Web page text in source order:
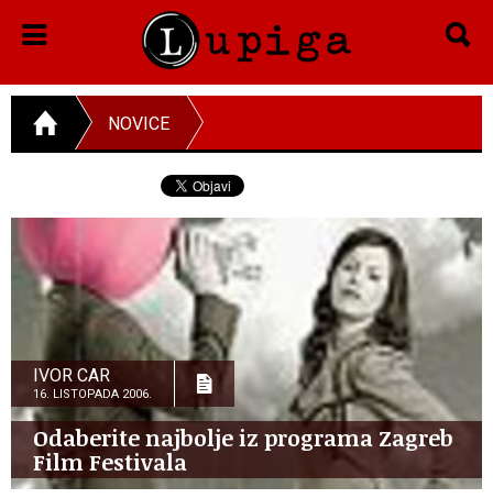
NOVICE
IVOR CAR
16. LISTOPADA 2006.
Odaberite najbolje iz programa Zagreb
Film Festivala